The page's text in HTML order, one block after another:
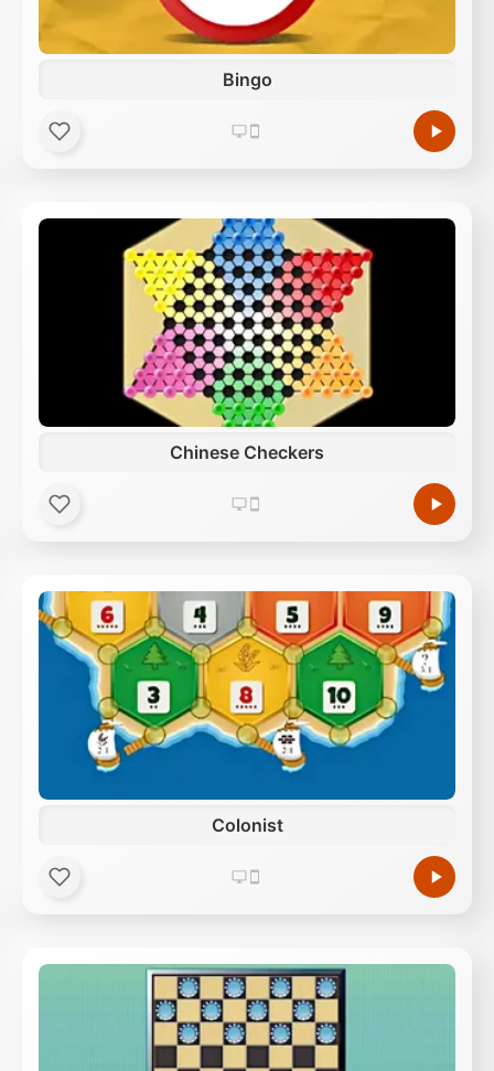
Bingo
Chinese Checkers
Colonist